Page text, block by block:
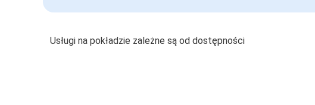
Usługi na pokładzie zależne są od dostępności